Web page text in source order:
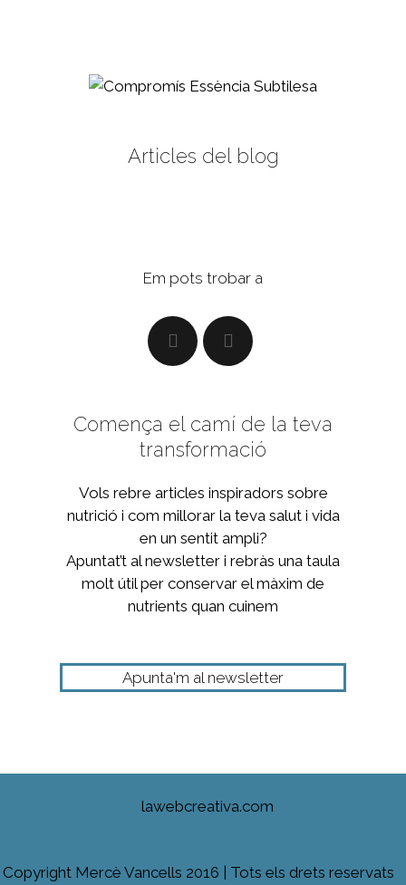
Articles del blog
Em pots trobar a
Comença el camí de la teva
transformació
Vols rebre articles inspiradors sobre
nutrició i com millorar la teva salut i vida
en un sentit ampli?
Apuntat’t al newsletter i rebràs una taula
molt útil per conservar el màxim de
nutrients quan cuinem
Apunta'm al newsletter
lawebcreativa.com
Copyright Mercè Vancells 2016 | Tots els drets reservats